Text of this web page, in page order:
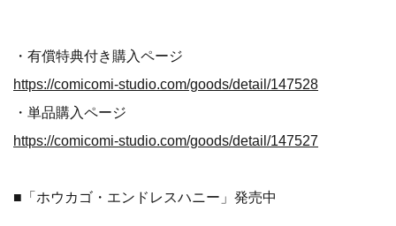
・有償特典付き購入ページ
https://comicomi-studio.com/goods/detail/147528
・単品購入ページ
https://comicomi-studio.com/goods/detail/147527
■「ホウカゴ・エンドレスハニー」発売中